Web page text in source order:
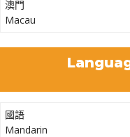
澳門
Macau
國語
Mandarin